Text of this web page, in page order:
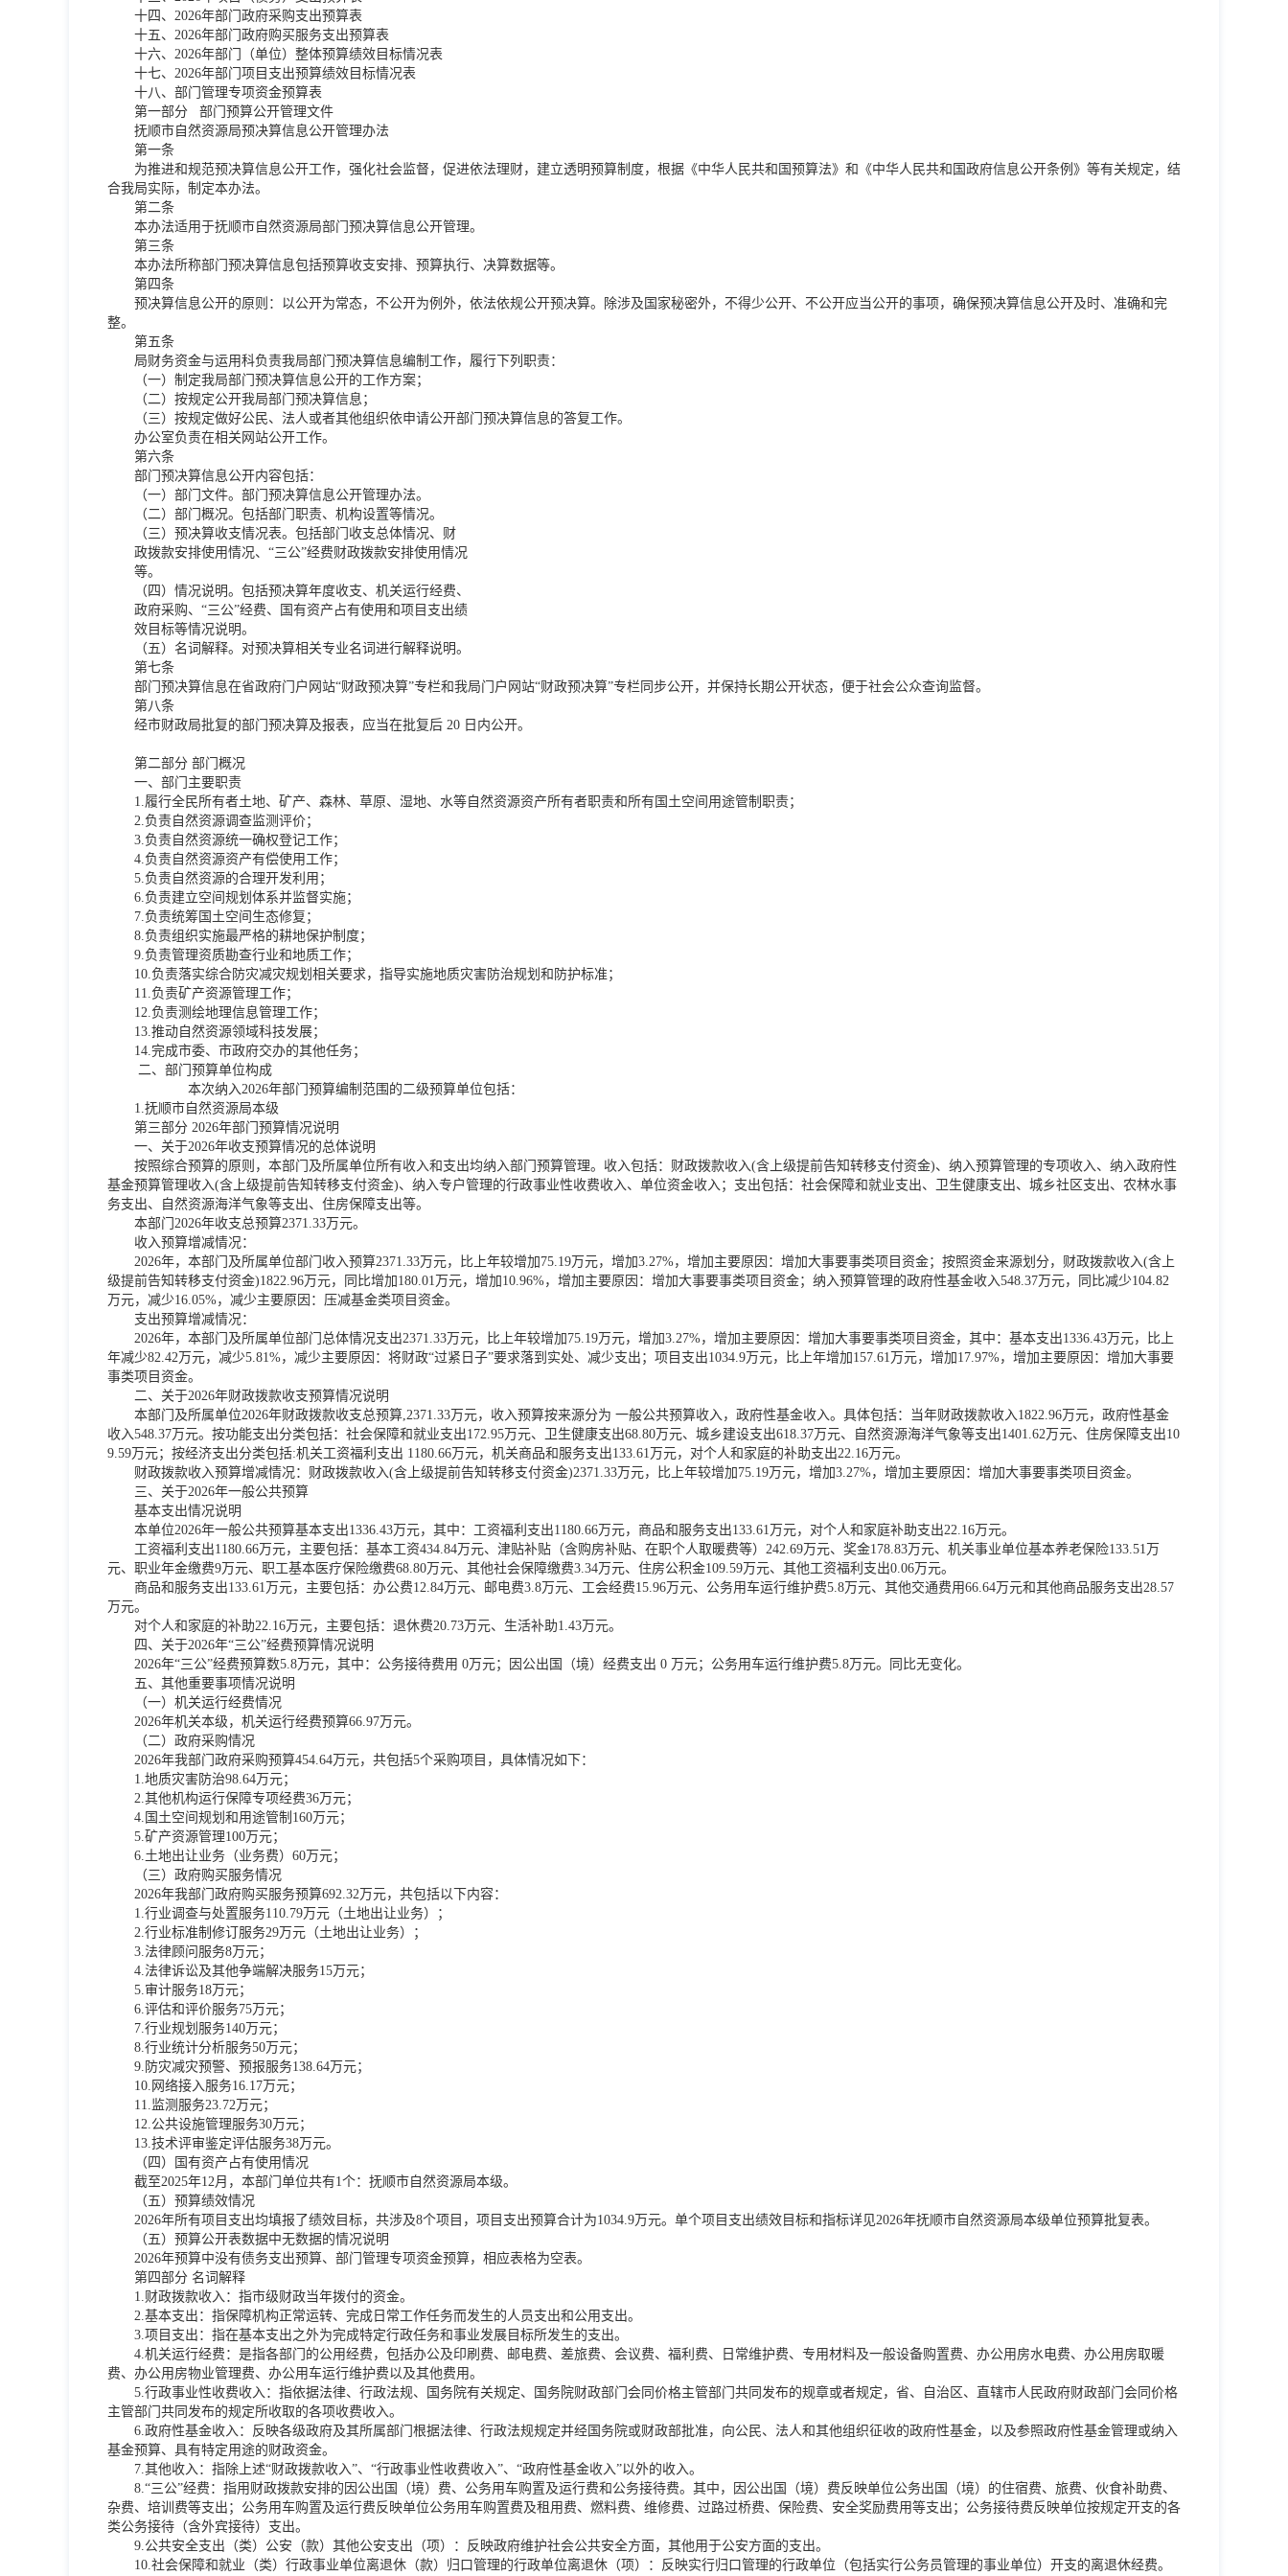
十四、2026年部门政府采购支出预算表
十五、2026年部门政府购买服务支出预算表
十六、2026年部门（单位）整体预算绩效目标情况表
十七、2026年部门项目支出预算绩效目标情况表
十八、部门管理专项资金预算表
第一部分 部门预算公开管理文件
抚顺市自然资源局预决算信息公开管理办法
第一条
为推进和规范预决算信息公开工作，强化社会监督，促进依法理财，建立透明预算制度，根据《中华人民共和国预算法》和《中华人民共和国政府信息公开条例》等有关规定，结
合我局实际，制定本办法。
第二条
本办法适用于抚顺市自然资源局部门预决算信息公开管理。
第三条
本办法所称部门预决算信息包括预算收支安排、预算执行、决算数据等。
第四条
预决算信息公开的原则：以公开为常态，不公开为例外，依法依规公开预决算。除涉及国家秘密外，不得少公开、不公开应当公开的事项，确保预决算信息公开及时、准确和完
整。
第五条
局财务资金与运用科负责我局部门预决算信息编制工作，履行下列职责：
（一）制定我局部门预决算信息公开的工作方案；
（二）按规定公开我局部门预决算信息；
（三）按规定做好公民、法人或者其他组织依申请公开部门预决算信息的答复工作。
办公室负责在相关网站公开工作。
第六条
部门预决算信息公开内容包括：
（一）部门文件。部门预决算信息公开管理办法。
（二）部门概况。包括部门职责、机构设置等情况。
（三）预决算收支情况表。包括部门收支总体情况、财
政拨款安排使用情况、“三公”经费财政拨款安排使用情况
等。
（四）情况说明。包括预决算年度收支、机关运行经费、
政府采购、“三公”经费、国有资产占有使用和项目支出绩
效目标等情况说明。
（五）名词解释。对预决算相关专业名词进行解释说明。
第七条
部门预决算信息在省政府门户网站“财政预决算”专栏和我局门户网站“财政预决算”专栏同步公开，并保持长期公开状态，便于社会公众查询监督。
第八条
经市财政局批复的部门预决算及报表，应当在批复后 20 日内公开。
第二部分 部门概况
一、部门主要职责
1.履行全民所有者土地、矿产、森林、草原、湿地、水等自然资源资产所有者职责和所有国土空间用途管制职责；
2.负责自然资源调查监测评价；
3.负责自然资源统一确权登记工作；
4.负责自然资源资产有偿使用工作；
5.负责自然资源的合理开发利用；
6.负责建立空间规划体系并监督实施；
7.负责统筹国土空间生态修复；
8.负责组织实施最严格的耕地保护制度；
9.负责管理资质勘查行业和地质工作；
10.负责落实综合防灾减灾规划相关要求，指导实施地质灾害防治规划和防护标准；
11.负责矿产资源管理工作；
12.负责测绘地理信息管理工作；
13.推动自然资源领域科技发展；
14.完成市委、市政府交办的其他任务；
二、部门预算单位构成
本次纳入2026年部门预算编制范围的二级预算单位包括：
1.抚顺市自然资源局本级
第三部分 2026年部门预算情况说明
一、关于2026年收支预算情况的总体说明
按照综合预算的原则，本部门及所属单位所有收入和支出均纳入部门预算管理。收入包括：财政拨款收入(含上级提前告知转移支付资金)、纳入预算管理的专项收入、纳入政府性
基金预算管理收入(含上级提前告知转移支付资金)、纳入专户管理的行政事业性收费收入、单位资金收入；支出包括：社会保障和就业支出、卫生健康支出、城乡社区支出、农林水事
务支出、自然资源海洋气象等支出、住房保障支出等。
本部门2026年收支总预算2371.33万元。
收入预算增减情况：
2026年，本部门及所属单位部门收入预算2371.33万元，比上年较增加75.19万元，增加3.27%，增加主要原因：增加大事要事类项目资金；按照资金来源划分，财政拨款收入(含上
级提前告知转移支付资金)1822.96万元，同比增加180.01万元，增加10.96%，增加主要原因：增加大事要事类项目资金；纳入预算管理的政府性基金收入548.37万元，同比减少104.82
万元，减少16.05%，减少主要原因：压减基金类项目资金。
支出预算增减情况：
2026年，本部门及所属单位部门总体情况支出2371.33万元，比上年较增加75.19万元，增加3.27%，增加主要原因：增加大事要事类项目资金，其中：基本支出1336.43万元，比上
年减少82.42万元，减少5.81%，减少主要原因：将财政“过紧日子”要求落到实处、减少支出；项目支出1034.9万元，比上年增加157.61万元，增加17.97%，增加主要原因：增加大事要
事类项目资金。
二、关于2026年财政拨款收支预算情况说明
本部门及所属单位2026年财政拨款收支总预算,2371.33万元，收入预算按来源分为 一般公共预算收入，政府性基金收入。具体包括：当年财政拨款收入1822.96万元，政府性基金
收入548.37万元。按功能支出分类包括：社会保障和就业支出172.95万元、卫生健康支出68.80万元、城乡建设支出618.37万元、自然资源海洋气象等支出1401.62万元、住房保障支出10
9.59万元；按经济支出分类包括:机关工资福利支出 1180.66万元，机关商品和服务支出133.61万元，对个人和家庭的补助支出22.16万元。
财政拨款收入预算增减情况：财政拨款收入(含上级提前告知转移支付资金)2371.33万元，比上年较增加75.19万元，增加3.27%，增加主要原因：增加大事要事类项目资金。
三、关于2026年一般公共预算
基本支出情况说明
本单位2026年一般公共预算基本支出1336.43万元，其中：工资福利支出1180.66万元，商品和服务支出133.61万元，对个人和家庭补助支出22.16万元。
工资福利支出1180.66万元，主要包括：基本工资434.84万元、津贴补贴（含购房补贴、在职个人取暖费等）242.69万元、奖金178.83万元、机关事业单位基本养老保险133.51万
元、职业年金缴费9万元、职工基本医疗保险缴费68.80万元、其他社会保障缴费3.34万元、住房公积金109.59万元、其他工资福利支出0.06万元。
商品和服务支出133.61万元，主要包括：办公费12.84万元、邮电费3.8万元、工会经费15.96万元、公务用车运行维护费5.8万元、其他交通费用66.64万元和其他商品服务支出28.57
万元。
对个人和家庭的补助22.16万元，主要包括：退休费20.73万元、生活补助1.43万元。
四、关于2026年“三公”经费预算情况说明
2026年“三公”经费预算数5.8万元，其中：公务接待费用 0万元；因公出国（境）经费支出 0 万元；公务用车运行维护费5.8万元。同比无变化。
五、其他重要事项情况说明
（一）机关运行经费情况
2026年机关本级，机关运行经费预算66.97万元。
（二）政府采购情况
2026年我部门政府采购预算454.64万元，共包括5个采购项目，具体情况如下：
1.地质灾害防治98.64万元；
2.其他机构运行保障专项经费36万元；
4.国土空间规划和用途管制160万元；
5.矿产资源管理100万元；
6.土地出让业务（业务费）60万元；
（三）政府购买服务情况
2026年我部门政府购买服务预算692.32万元，共包括以下内容：
1.行业调查与处置服务110.79万元（土地出让业务）；
2.行业标准制修订服务29万元（土地出让业务）；
3.法律顾问服务8万元；
4.法律诉讼及其他争端解决服务15万元；
5.审计服务18万元；
6.评估和评价服务75万元；
7.行业规划服务140万元；
8.行业统计分析服务50万元；
9.防灾减灾预警、预报服务138.64万元；
10.网络接入服务16.17万元；
11.监测服务23.72万元；
12.公共设施管理服务30万元；
13.技术评审鉴定评估服务38万元。
（四）国有资产占有使用情况
截至2025年12月，本部门单位共有1个：抚顺市自然资源局本级。
（五）预算绩效情况
2026年所有项目支出均填报了绩效目标，共涉及8个项目，项目支出预算合计为1034.9万元。单个项目支出绩效目标和指标详见2026年抚顺市自然资源局本级单位预算批复表。
（五）预算公开表数据中无数据的情况说明
2026年预算中没有债务支出预算、部门管理专项资金预算，相应表格为空表。
第四部分 名词解释
1.财政拨款收入：指市级财政当年拨付的资金。
2.基本支出：指保障机构正常运转、完成日常工作任务而发生的人员支出和公用支出。
3.项目支出：指在基本支出之外为完成特定行政任务和事业发展目标所发生的支出。
4.机关运行经费：是指各部门的公用经费，包括办公及印刷费、邮电费、差旅费、会议费、福利费、日常维护费、专用材料及一般设备购置费、办公用房水电费、办公用房取暖
费、办公用房物业管理费、办公用车运行维护费以及其他费用。
5.行政事业性收费收入：指依据法律、行政法规、国务院有关规定、国务院财政部门会同价格主管部门共同发布的规章或者规定，省、自治区、直辖市人民政府财政部门会同价格
主管部门共同发布的规定所收取的各项收费收入。
6.政府性基金收入：反映各级政府及其所属部门根据法律、行政法规规定并经国务院或财政部批准，向公民、法人和其他组织征收的政府性基金，以及参照政府性基金管理或纳入
基金预算、具有特定用途的财政资金。
7.其他收入：指除上述“财政拨款收入”、“行政事业性收费收入”、“政府性基金收入”以外的收入。
8.“三公”经费：指用财政拨款安排的因公出国（境）费、公务用车购置及运行费和公务接待费。其中，因公出国（境）费反映单位公务出国（境）的住宿费、旅费、伙食补助费、
杂费、培训费等支出；公务用车购置及运行费反映单位公务用车购置费及租用费、燃料费、维修费、过路过桥费、保险费、安全奖励费用等支出；公务接待费反映单位按规定开支的各
类公务接待（含外宾接待）支出。
9.公共安全支出（类）公安（款）其他公安支出（项）：反映政府维护社会公共安全方面，其他用于公安方面的支出。
10.社会保障和就业（类）行政事业单位离退休（款）归口管理的行政单位离退休（项）：反映实行归口管理的行政单位（包括实行公务员管理的事业单位）开支的离退休经费。